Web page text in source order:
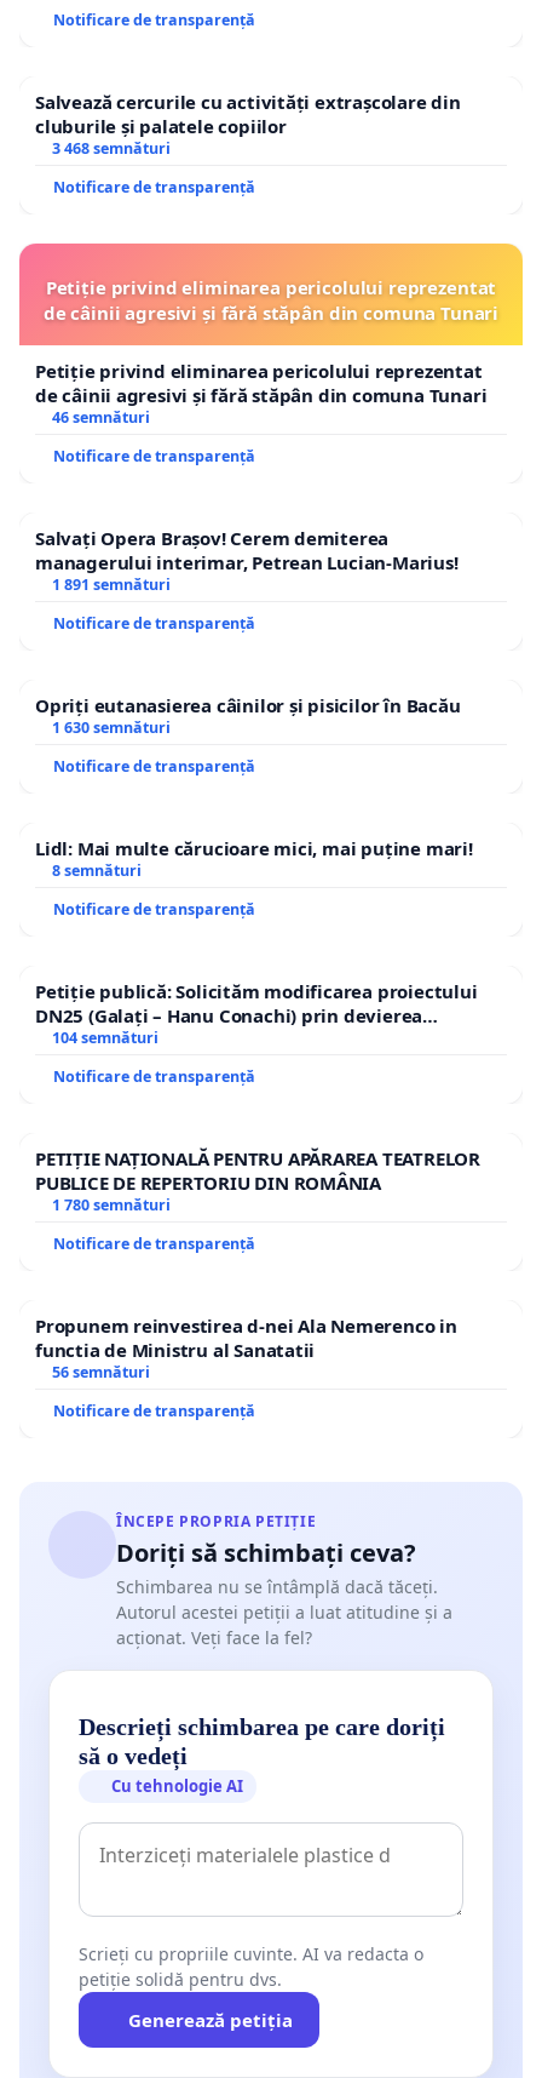
Notificare de transparență
Salvează cercurile cu activități extrașcolare din
cluburile și palatele copiilor
3 468 semnături
Notificare de transparență
Petiție privind eliminarea pericolului reprezentat
de câinii agresivi și fără stăpân din comuna Tunari
Petiție privind eliminarea pericolului reprezentat
de câinii agresivi și fără stăpân din comuna Tunari
46 semnături
Notificare de transparență
Salvați Opera Brașov! Cerem demiterea
managerului interimar, Petrean Lucian-Marius!
1 891 semnături
Notificare de transparență
Opriți eutanasierea câinilor și pisicilor în Bacău
1 630 semnături
Notificare de transparență
Lidl: Mai multe cărucioare mici, mai puține mari!
8 semnături
Notificare de transparență
Petiție publică: Solicităm modificarea proiectului
DN25 (Galați – Hanu Conachi) prin devierea
traseului în afara localităților!
104 semnături
Notificare de transparență
PETIȚIE NAȚIONALĂ PENTRU APĂRAREA TEATRELOR
PUBLICE DE REPERTORIU DIN ROMÂNIA
1 780 semnături
Notificare de transparență
Propunem reinvestirea d-nei Ala Nemerenco in
functia de Ministru al Sanatatii
56 semnături
Notificare de transparență
ÎNCEPE PROPRIA PETIȚIE
Doriți să schimbați ceva?
Schimbarea nu se întâmplă dacă tăceți.
Autorul acestei petiții a luat atitudine și a
acționat. Veți face la fel?
Descrieți schimbarea pe care doriți
să o vedeți
Cu tehnologie AI
Scrieți cu propriile cuvinte. AI va redacta o
petiție solidă pentru dvs.
Generează petiția